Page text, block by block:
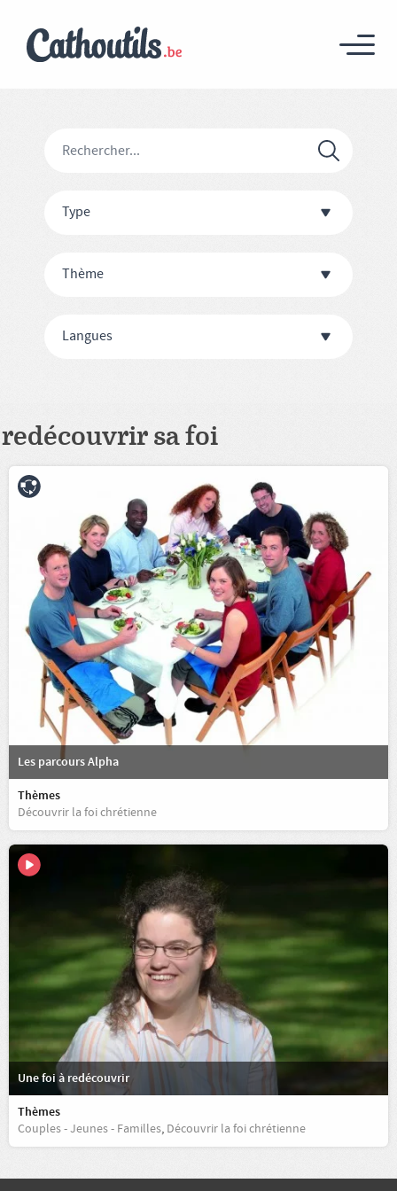
Type
Thème
Langues
redécouvrir sa foi
Les parcours Alpha
Thèmes
Découvrir la foi chrétienne
Une foi à redécouvrir
Thèmes
Couples - Jeunes - Familles, Découvrir la foi chrétienne